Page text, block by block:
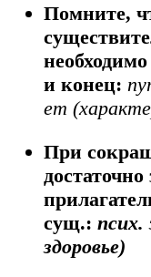
Помните,
и конец:
ет
При
сущ.: псих.
здоровье)